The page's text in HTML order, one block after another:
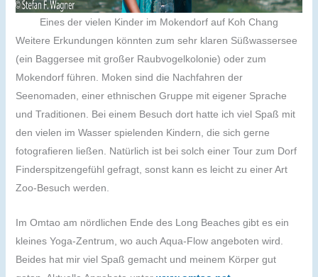
Eines der vielen Kinder im Mokendorf auf Koh Chang
Weitere Erkundungen könnten zum sehr klaren Süßwassersee
(ein Baggersee mit großer Raubvogelkolonie) oder zum
Mokendorf führen. Moken sind die Nachfahren der
Seenomaden, einer ethnischen Gruppe mit eigener Sprache
und Traditionen. Bei einem Besuch dort hatte ich viel Spaß mit
den vielen im Wasser spielenden Kindern, die sich gerne
fotografieren ließen. Natürlich ist bei solch einer Tour zum Dorf
Finderspitzengefühl gefragt, sonst kann es leicht zu einer Art
Zoo-Besuch werden.
Im Omtao am nördlichen Ende des Long Beaches gibt es ein
kleines Yoga-Zentrum, wo auch Aqua-Flow angeboten wird.
Beides hat mir viel Spaß gemacht und meinem Körper gut